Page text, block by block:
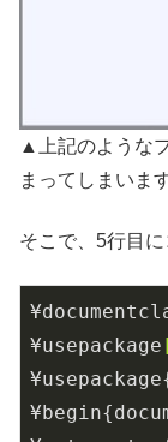
▲上記のような
まってしまいます
そこで、5行目に
¥usepackage